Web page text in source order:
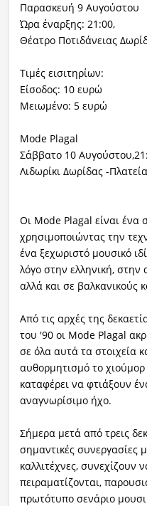
Παρασκευή 9 Αυγούστου
Ώρα έναρξης: 21:00,
Θέατρο Ποτιδάνειας
Τιμές εισιτηρίων:
Είσοδος: 10 ευρώ
Μειωμένο: 5 ευρώ
Mode Plagal
Σάββατο 10
Λιδωρίκι Δωρίδας -
Οι Mode Plagal είναι ένα
χρησιμοποιώντας την
ένα ξεχωριστό μουσικό
λόγο στην ελληνική,
αλλά και σε βαλκανικούς
Από τις αρχές της
του '90 οι Mode Plagal
σε όλα αυτά τα στοιχεία
αυθορμητισμό το χιούμορ
καταφέρει να φτιάξουν
αναγνωρίσιμο ήχο.
Σήμερα μετά από τρεις
σημαντικές συνεργασίες
καλλιτέχνες, συνεχίζουν
πειραματίζονται,
πρωτότυπο σενάριο